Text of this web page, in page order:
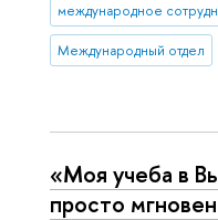
международное
Международный отдел
«Моя учеба в
просто